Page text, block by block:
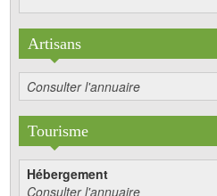
Artisans
Consulter l'annuaire
Tourisme
Hébergement
Consulter l'annuaire